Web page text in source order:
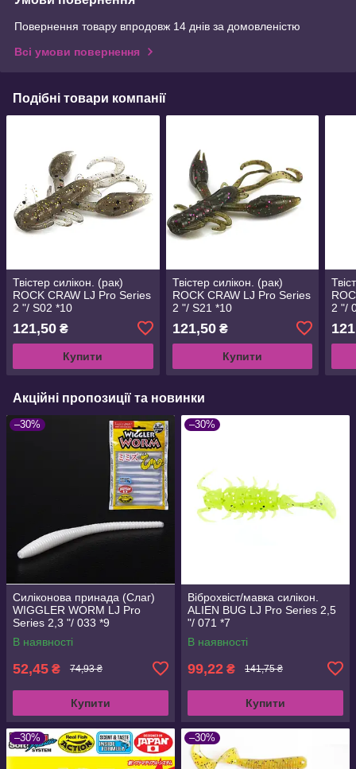
Повернення товару впродовж 14 днів за домовленістю
Всі умови повернення
Подібні товари компанії
Твістер силікон. (рак)
ROCK CRAW LJ Pro Series
2 "/ S02 *10
121,50 ₴
Купити
Твістер силікон. (рак)
ROCK CRAW LJ Pro Series
2 "/ S21 *10
121,50₴
Купити
2 "/
Акційні пропозиції та новинки
–30%
Силіконова принада (Слаг)
WIGGLER WORM LJ Pro
Series 2,3 "/ 033 *9
В наявності
52,45 ₴ 74,93 ₴
Купити
–30%
Віброхвіст/мавка силікон.
ALIEN BUG LJ Pro Series 2,5
"/ 071 *7
В наявності
99,22 ₴ 141,75 ₴
Купити
–30% –30%